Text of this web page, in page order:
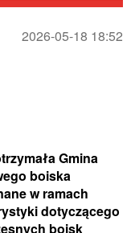
2026-05-18 18:52
Gmina
boiska
w ramach
dotyczącego
boisk